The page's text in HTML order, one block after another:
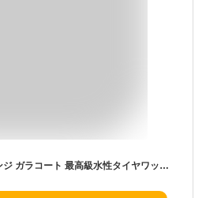
タイヤワックス 水性 スポンジ ガラコート 最高級水性タイヤワックス 日本製 全車種全色対応 タイヤ ワックス 車のタイヤ 艶出し ツヤ出し 愛車 バイク タイヤワックススポンジ タイヤクリーナー 洗車 簡単 洗車用品 洗車道具 洗車グッズ おすすめ メンテナンス 送料無料